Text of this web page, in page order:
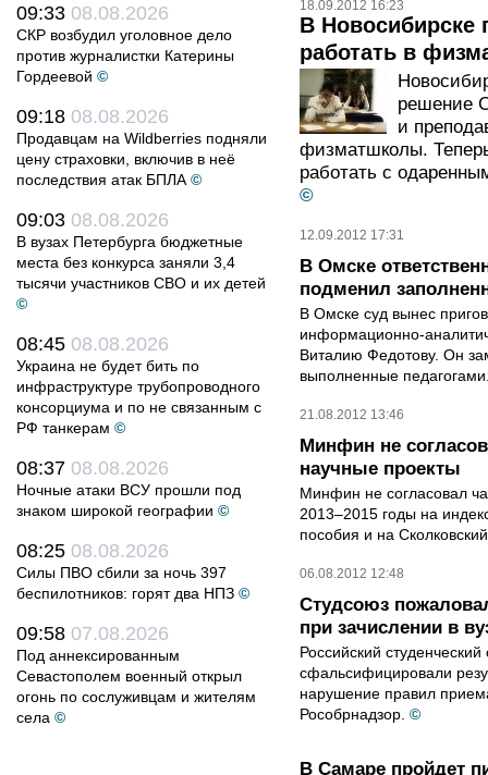
09:33 08.08.2026
СКР возбудил уголовное дело
против журналистки Катерины
Гордеевой ©
09:18 08.08.2026
Продавцам на Wildberries подняли
цену страховки, включив в неё
последствия атак БПЛА ©
09:03 08.08.2026
В вузах Петербурга бюджетные
места без конкурса заняли 3,4
тысячи участников СВО и их детей
©
08:45 08.08.2026
Украина не будет бить по
инфраструктуре трубопроводного
консорциума и по не связанным с
РФ танкерам ©
08:37 08.08.2026
Ночные атаки ВСУ прошли под
знаком широкой географии ©
08:25 08.08.2026
Силы ПВО сбили за ночь 397
беспилотников: горят два НПЗ ©
09:58 07.08.2026
Под аннексированным
Севастополем военный открыл
огонь по сослуживцам и жителям
села ©
18.09.2012 16:23
В Новосибирске
работать в
решение
и
физматшколы.
работать с
©
12.09.2012 17:31
В Омске
подменил
В Омске суд вынес
информационно-
Виталию Федотову. Он
выполненные
21.08.2012 13:46
Минфин не
научные проекты
Минфин не согласовал
2013–2015 годы на
пособия и на
06.08.2012 12:48
Студсоюз
при зачислении в
Российский
сфальсифицировали
нарушение правил
Рособрнадзор. ©
В Самаре пройдет